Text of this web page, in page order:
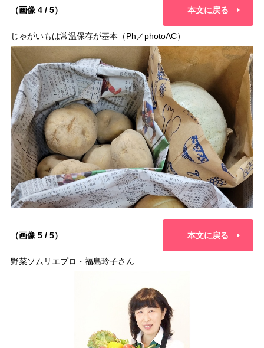
（画像 4 / 5） 本文に戻る
じゃがいもは常温保存が基本（Ph／photoAC）
（画像 5 / 5） 本文に戻る
野菜ソムリエプロ・福島玲子さん